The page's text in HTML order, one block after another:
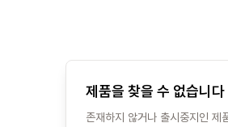
제품을 찾을 수 없습니다
존재하지 않거나 출시중지인 제